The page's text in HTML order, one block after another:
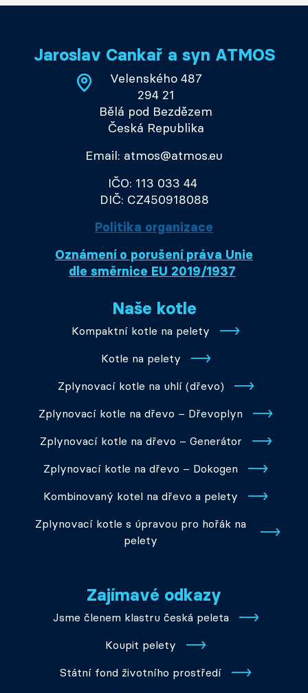
Jaroslav Cankař a syn ATMOS
Velenského 487
294 21
Bělá pod Bezdězem
Česká Republika
Email: atmos@atmos.eu
IČO: 113 033 44
DIČ: CZ450918088
Politika organizace
Oznámení o porušení práva Unie
dle směrnice EU 2019/1937
Naše kotle
Kompaktní kotle na pelety
Kotle na pelety
Zplynovací kotle na uhlí (dřevo)
Zplynovací kotle na dřevo – Dřevoplyn
Zplynovací kotle na dřevo – Generátor
Zplynovací kotle na dřevo – Dokogen
Kombinovaný kotel na dřevo a pelety
Zplynovací kotle s úpravou pro hořák na
pelety
Zajímavé odkazy
Jsme členem klastru česká peleta
Koupit pelety
Státní fond životního prostředí